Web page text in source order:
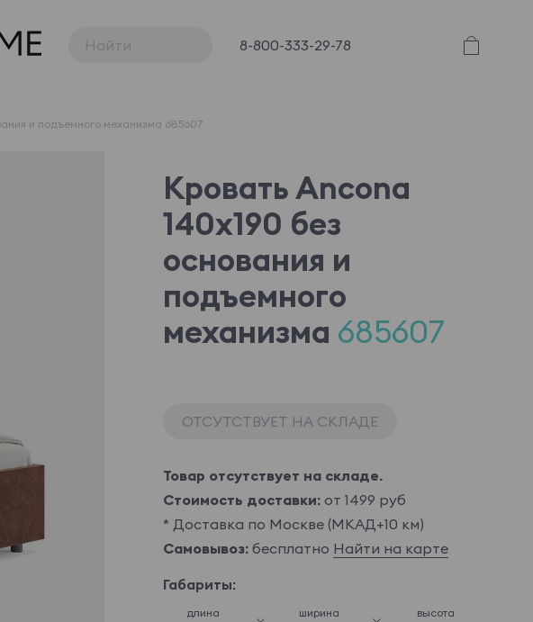
8-800-333-29-78
и подъемного механизма 685607
Кровать Ancona
140x190 без
основания и
подъемного
механизма 685607
ОТСУТСТВУЕТ НА СКЛАДЕ
Товар отсутствует на складе.
Стоимость доставки:от 1499 руб
* Доставка по Москве (МКАД+10 км)
Самовывоз:бесплатно Найти на карте
Габариты:
длина ширина высота